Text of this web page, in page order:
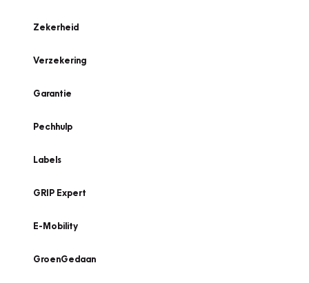
Zekerheid
Verzekering
Garantie
Pechhulp
Labels
GRIP Expert
E-Mobility
GroenGedaan